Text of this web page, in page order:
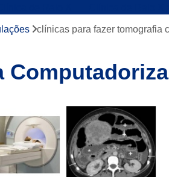
de Raio X
Clínica de
Clínica de
de Ressonância Magnética em Sp
Ressonância Magnética
Clínica de Tomografia de Coluna
para Fazer Tomografia
clínicas para fazer tomografia